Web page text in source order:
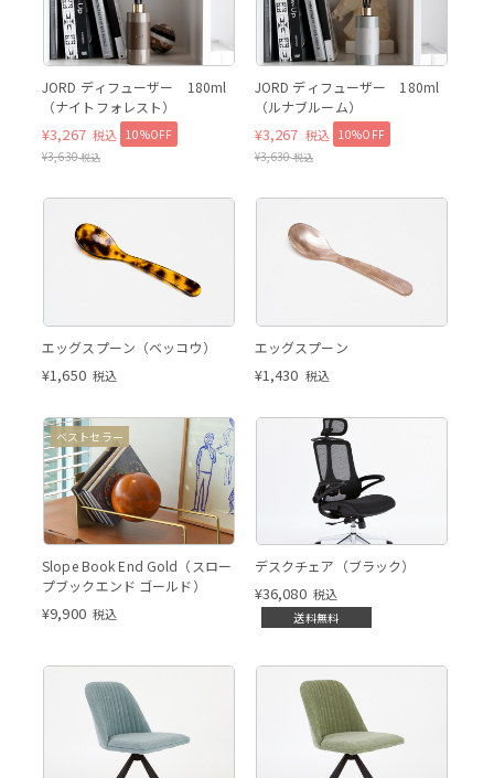
JORD ディフューザー 180ml
（ナイトフォレスト）
¥3,267 税込 10%OFF
¥3,630税込
JORD ディフューザー 180ml
（ルナブルーム）
¥3,267 税込
10%OFF
¥3,630税込
エッグスプーン（ベッコウ）
¥1,650 税込
エッグスプーン
¥1,430 税込
スロープブックエンド ゴールド
ベストセラー
Slope Book End Gold（スロー
プブックエンド ゴールド）
¥9,900 税込
デスクチェア（ブラック）
¥36,080 税込
送料無料